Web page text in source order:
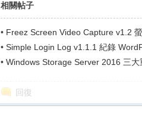
相關帖子
• Freez Screen Video Capture v1.2
• Simple Login Log v1.1.1 紀錄
號與 IP 等...
• Windows Storage Server 2016 三大
回復